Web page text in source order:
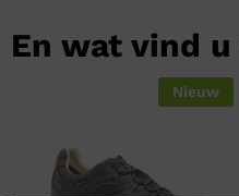
En wat vind u
Nieuw